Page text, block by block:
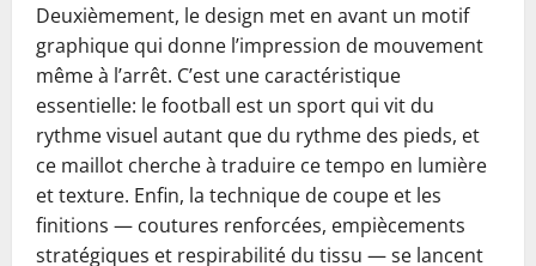
Deuxièmement, le design met en avant un motif
graphique qui donne l’impression de mouvement
même à l’arrêt. C’est une caractéristique
essentielle: le football est un sport qui vit du
rythme visuel autant que du rythme des pieds, et
ce maillot cherche à traduire ce tempo en lumière
et texture. Enfin, la technique de coupe et les
finitions — coutures renforcées, empiècements
stratégiques et respirabilité du tissu — se lancent